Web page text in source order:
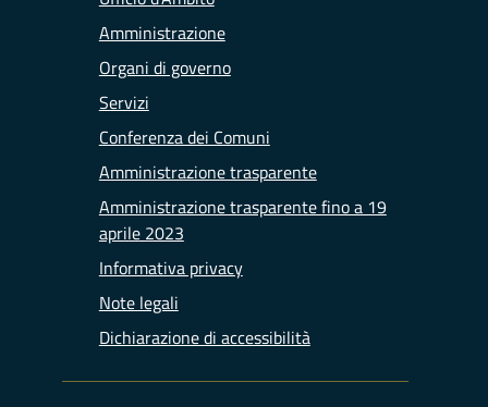
Amministrazione
Organi di governo
Servizi
Conferenza dei Comuni
Amministrazione trasparente
Amministrazione trasparente fino a 19
aprile 2023
Informativa privacy
Note legali
Dichiarazione di accessibilità